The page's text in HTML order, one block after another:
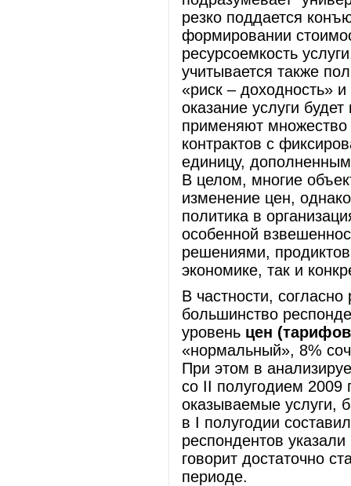
резко поддается
формировании
ресурсоемкость
учитывается также
«риск – доходность»
оказание услуги
применяют
контрактов с
единицу,
В целом, многие
изменение цен,
политика в
особенной
решениями,
экономике, так и
В частности,
большинство
уровень цен
«нормальный», 8%
При этом в
со II полугодием 2009
оказываемые услуги,
в I полугодии
респондентов
говорит достаточно
периоде.